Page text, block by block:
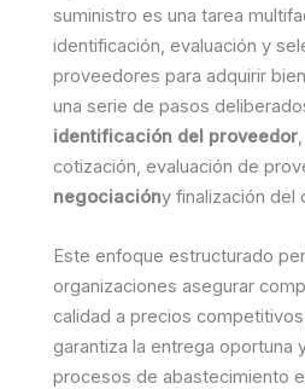
suministro es una tarea
identificación, evaluación y
proveedores para adquirir
una serie de pasos
identificación del proveedor
cotización, evaluación de
negociacióny finalización del
Este enfoque estructurado
organizaciones asegurar
calidad a precios
garantiza la entrega oportuna
procesos de abastecimiento